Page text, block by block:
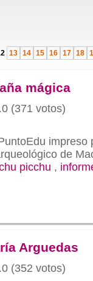
13 14 15 16 17 18
mágica
(371 votos)
impreso
de
picchu ,
Arguedas
(352 votos)